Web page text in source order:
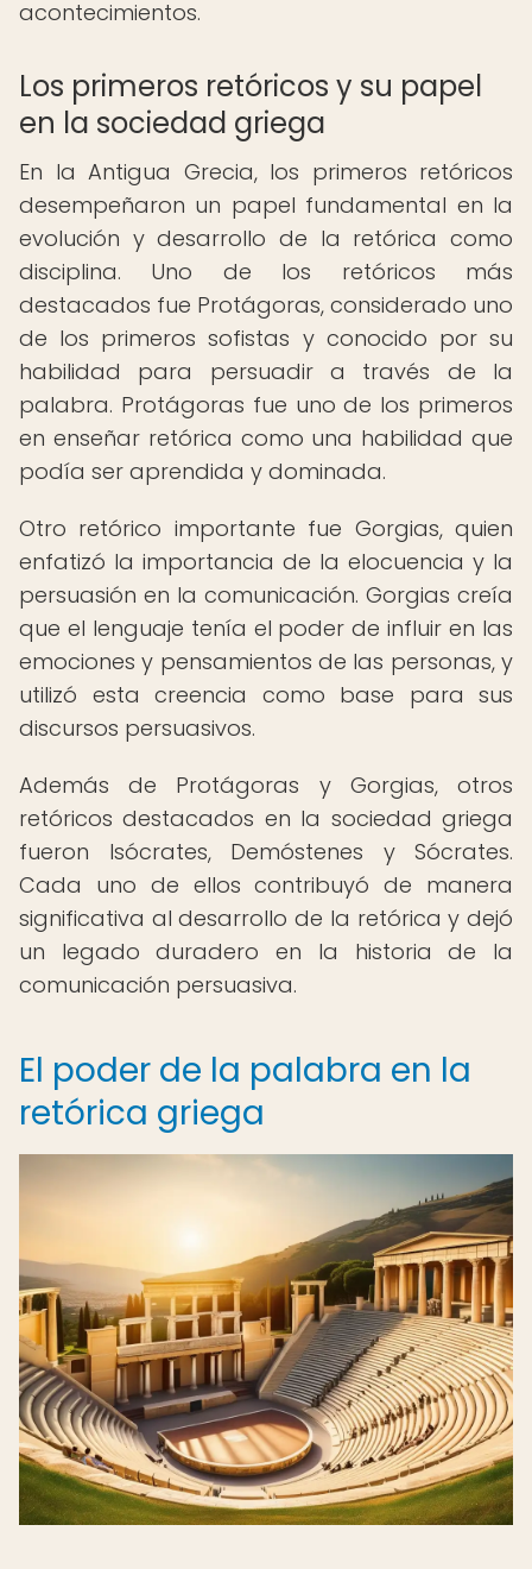
acontecimientos.
Los primeros retóricos y su papel
en la sociedad griega
En la Antigua Grecia, los primeros retóricos
desempeñaron un papel fundamental en la
evolución y desarrollo de la retórica como
disciplina. Uno de los retóricos más
destacados fue Protágoras, considerado uno
de los primeros sofistas y conocido por su
habilidad para persuadir a través de la
palabra. Protágoras fue uno de los primeros
en enseñar retórica como una habilidad que
podía ser aprendida y dominada.
Otro retórico importante fue Gorgias, quien
enfatizó la importancia de la elocuencia y la
persuasión en la comunicación. Gorgias creía
que el lenguaje tenía el poder de influir en las
emociones y pensamientos de las personas, y
utilizó esta creencia como base para sus
discursos persuasivos.
Además de Protágoras y Gorgias, otros
retóricos destacados en la sociedad griega
fueron Isócrates, Demóstenes y Sócrates.
Cada uno de ellos contribuyó de manera
significativa al desarrollo de la retórica y dejó
un legado duradero en la historia de la
comunicación persuasiva.
El poder de la palabra en la
retórica griega